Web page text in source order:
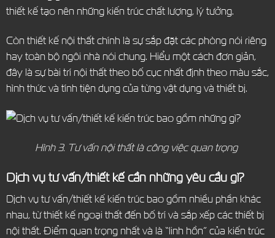
thiết kế tạo nên những kiến trúc chất lượng, lý tưởng.
Còn thiết kế nội thất chính là sự sắp đặt các phòng nói riêng
hay toàn bộ ngôi nhà nói chung. Hiểu một cách đơn giản,
đây là sự bài trí nội thất theo bố cục nhất định theo màu sắc,
hình thức và tính tiện dụng của từng vật dụng và thiết bị.
Hình 3. Tư vấn nội thất là công việc quan trọng
Dịch vụ tư vấn/thiết kế cần những yêu cầu gì?
Dịch vụ tư vấn/thiết kế kiến trúc bao gồm nhiều phần khác
nhau, từ thiết kế ngoại thất đến bố trí và sắp xếp các thiết bị
nội thất. Điểm quan trọng nhất và là “linh hồn” của kiến trúc